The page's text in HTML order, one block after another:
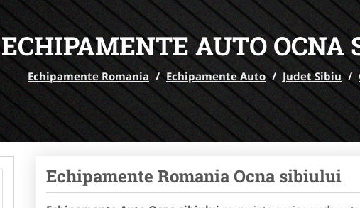
ECHIPAMENTE AUTO OCNA
Echipamente Romania / Echipamente Auto / Judet Sibiu /
Echipamente Romania Ocna sibiului